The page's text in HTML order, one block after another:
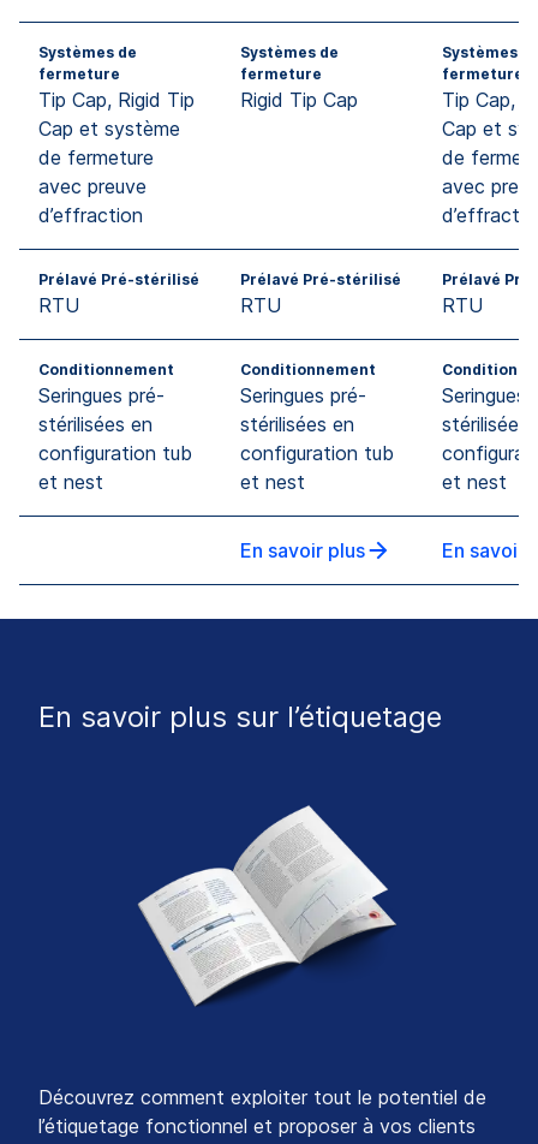
Systèmes de
fermeture
Tip Cap, Rigid Tip
Cap et système
de fermeture
avec preuve
d’effraction
Systèmes de
fermeture
Rigid Tip Cap
Systèmes
fermeture
Tip Cap,
Cap et
de
avec
Prélavé Pré-stérilisé
RTU
Prélavé Pré-stérilisé
RTU
Prélavé
RTU
Conditionnement
Seringues pré-
stérilisées en
configuration tub
et nest
Conditionnement
Seringues pré-
stérilisées en
configuration tub
et nest
Seringues
stérilisées
et nest
En savoir plus En savoir
En savoir plus sur l’étiquetage
Découvrez comment exploiter tout le potentiel de
l’étiquetage fonctionnel et proposer à vos clients